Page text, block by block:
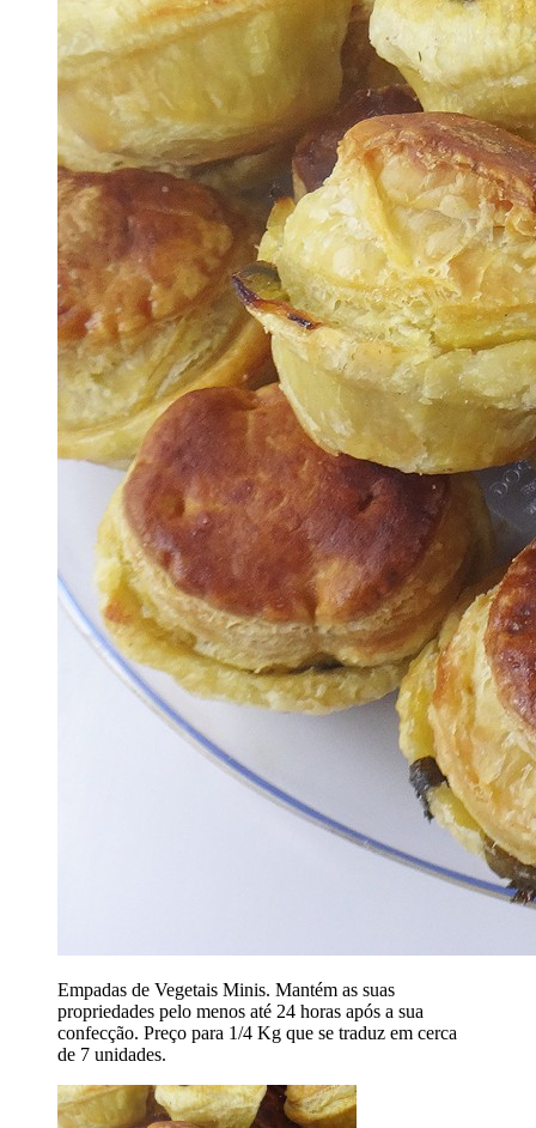
Empadas de Vegetais Minis. Mantém as suas
propriedades pelo menos até 24 horas após a sua
confecção. Preço para 1/4 Kg que se traduz em cerca
de 7 unidades.